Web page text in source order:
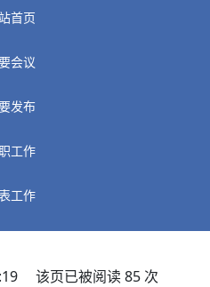
首页
会议
发布
工作
工作
该页已被阅读85 次